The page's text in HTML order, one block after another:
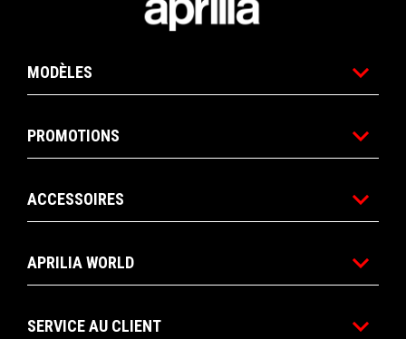
MODÈLES
PROMOTIONS
ACCESSOIRES
APRILIA WORLD
SERVICE AU CLIENT